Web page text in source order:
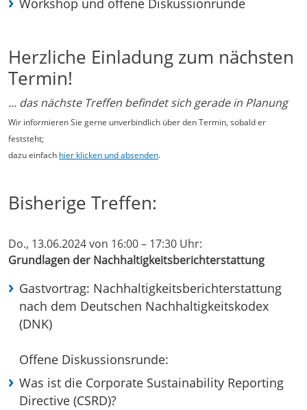
Workshop und offene Diskussionrunde
Herzliche Einladung zum nächsten
Termin!
... das nächste Treffen befindet sich gerade in Planung
Wir informieren Sie gerne unverbindlich über den Termin, sobald er
feststeht;
dazu einfach hier klicken und absenden.
Bisherige Treffen:
Do., 13.06.2024 von 16:00 – 17:30 Uhr:
Grundlagen der Nachhaltigkeitsberichterstattung
Gastvortrag: Nachhaltigkeitsberichterstattung
nach dem Deutschen Nachhaltigkeitskodex
(DNK)
Offene Diskussionsrunde:
Was ist die Corporate Sustainability Reporting
Directive (CSRD)?